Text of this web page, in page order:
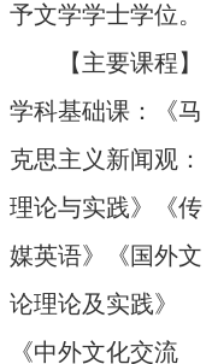
予文学学士学位。
【主要课程】
学科基础课：《马
克思主义新闻观：
理论与实践》《传
媒英语》《国外文
论理论及实践》
《中外文化交流